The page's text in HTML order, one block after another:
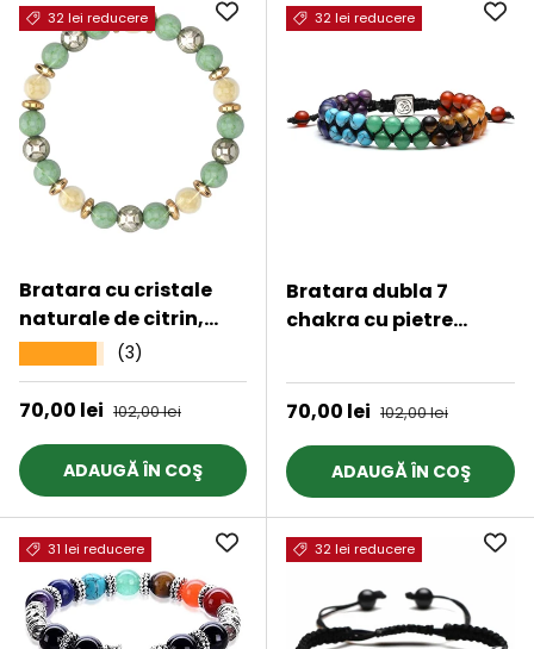
32 lei reducere
Bratara cu cristale
naturale de citrin,
pirita si verde
aventurin de 8 mm -
Bratara feng shui
noroc, prosperitate
(3)
Preț de vânzare
70,00 lei Preț obișnuit
102,00 lei
ADAUGĂ ÎN COŞ
32 lei reducere
Bratara dubla 7
chakra cu pietre
naturale cu pigment
de culoare de 6 mm -
meditatie
Preț de vânzare
70,00 lei Preț obișnuit
102,00 lei
ADAUGĂ ÎN COŞ
31 lei reducere 32 lei reducere